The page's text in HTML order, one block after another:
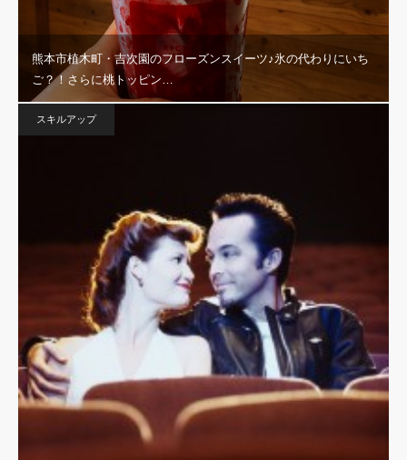
熊本市植木町・吉次園のフローズンスイーツ♪氷の代わりにいち
ご？！さらに桃トッピン…
スキルアップ